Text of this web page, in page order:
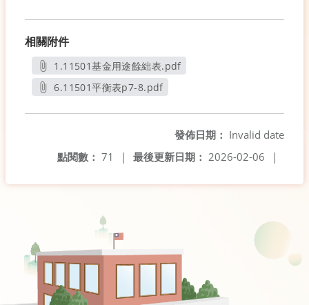
相關附件
1.11501基金用途餘絀表.pdf
另開新視窗
6.11501平衡表p7-8.pdf
發佈日期： Invalid date
最後更新日期： 2026-02-06 |
點閱數： 71 |